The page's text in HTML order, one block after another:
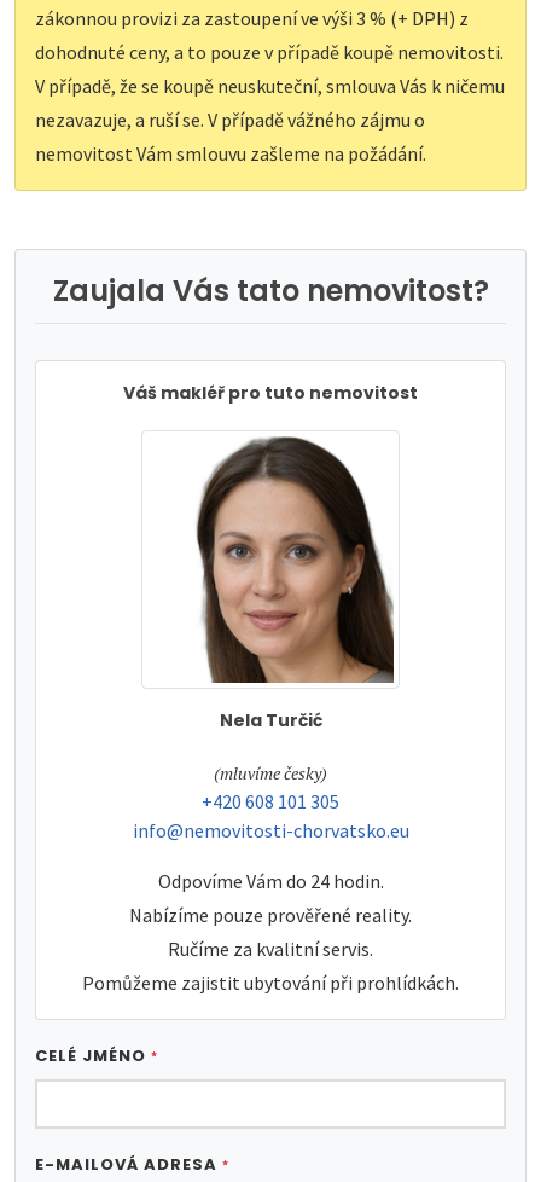
zákonnou provizi za zastoupení ve výši 3 % (+ DPH) z
dohodnuté ceny, a to pouze v případě koupě nemovitosti.
V případě, že se koupě neuskuteční, smlouva Vás k ničemu
nezavazuje, a ruší se. V případě vážného zájmu o
nemovitost Vám smlouvu zašleme na požádání.
Zaujala Vás tato nemovitost?
Váš makléř pro tuto nemovitost
Nela Turčić
tel:
(mluvíme česky)
tel:
+420 608 101 305
e-mail:
info@nemovitosti-chorvatsko.eu
Odpovíme Vám do 24 hodin.
Nabízíme pouze prověřené reality.
Ručíme za kvalitní servis.
Pomůžeme zajistit ubytování při prohlídkách.
CELÉ JMÉNO *
E-MAILOVÁ ADRESA *